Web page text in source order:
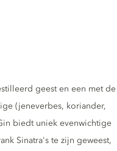
geest en een met de
(jeneverbes, koriander,
biedt uniek evenwichtige
Sinatra's te zijn geweest,